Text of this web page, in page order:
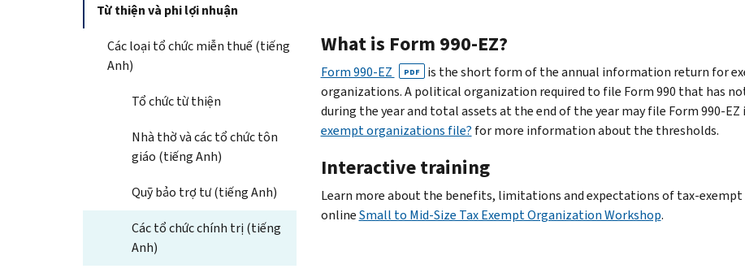
Từ thiện và phi lợi nhuận
Các loại tổ chức miễn thuế (tiếng
Anh)
Tổ chức từ thiện
Nhà thờ và các tổ chức tôn
giáo (tiếng Anh)
Quỹ bảo trợ tư (tiếng Anh)
Các tổ chức chính trị (tiếng
Anh)
What is Form 990-EZ?
Form 990-EZ PDF
is the short form of the annual information return for
organizations. A political organization required to file Form 990 that has
during the year and total assets at the end of the year may file Form 990-EZ
exempt organizations file? for more information about the thresholds.
Interactive training
Learn more about the benefits, limitations and expectations of tax-
onlineSmall to Mid-Size Tax Exempt Organization Workshop.